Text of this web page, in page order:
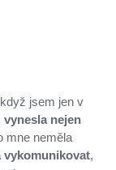
jsem jen v
vynesla nejen
mne neměla
vykomunikovat,